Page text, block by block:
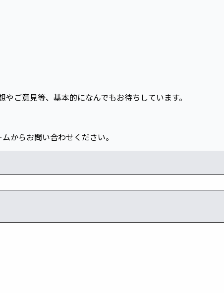
ご意見等、基本的になんでもお待ちしています。
からお問い合わせください。